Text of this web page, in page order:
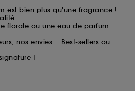
est bien plus qu'une fragrance !
florale ou une eau de parfum
nos envies... Best-sellers ou
!